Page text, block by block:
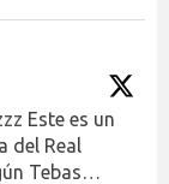
Este es un
del Real
Tebas…